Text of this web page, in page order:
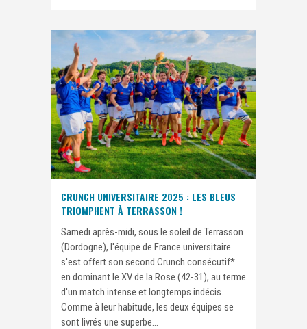
CRUNCH UNIVERSITAIRE 2025 : LES BLEUS
TRIOMPHENT À TERRASSON !
Samedi après-midi, sous le soleil de Terrasson
(Dordogne), l'équipe de France universitaire
s'est offert son second Crunch consécutif*
en dominant le XV de la Rose (42-31), au terme
d'un match intense et longtemps indécis.
Comme à leur habitude, les deux équipes se
sont livrés une superbe...